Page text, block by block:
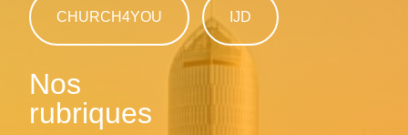
CHURCH4YOU IJD
Nos
rubriques